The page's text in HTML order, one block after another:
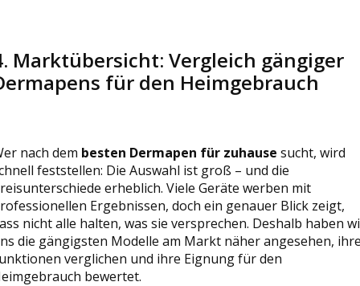
Marktübersicht: Vergleich gängiger
für den Heimgebrauch
nach dem besten Dermapen für zuhause sucht, wird
feststellen: Die Auswahl ist groß – und die
erheblich. Viele Geräte werben mit
Ergebnissen, doch ein genauer Blick zeigt,
nicht alle halten, was sie versprechen. Deshalb haben
die gängigsten Modelle am Markt näher angesehen,
verglichen und ihre Eignung für den
bewertet.